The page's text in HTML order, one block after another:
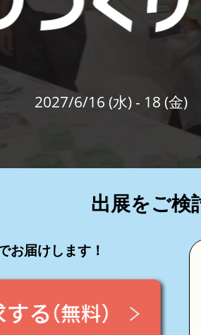
・セミナー参加ポリ
2027/6/16 (水) - 18 (金)
出展をご検
お届けします！